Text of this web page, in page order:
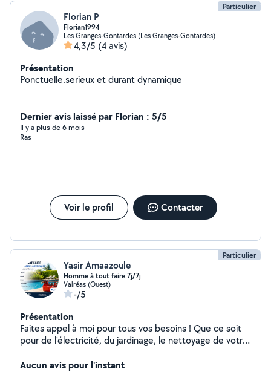
Particulier
Florian P
Florian1994
Les Granges-Gontardes (Les Granges-Gontardes)
4,3/5 (4 avis)
Présentation
Ponctuelle.serieux et durant dynamique
Dernier avis laissé par Florian : 5/5
Il y a plus de 6 mois
Ras
Voir le profil Contacter
Particulier
Yasir Amaazoule
Homme à tout faire 7j/7j
Valréas (Ouest)
-/5
Présentation
Faites appel à moi pour tous vos besoins ! Que ce soit
pour de l'électricité, du jardinage, le nettoyage de votre
meubles, je suis là pour vous aider. Disponible 7j/7, je
Aucun avis pour l'instant